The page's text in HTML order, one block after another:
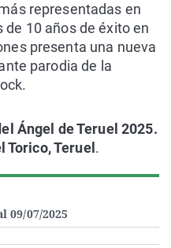
09/07/2025
representadas en
10 años de éxito en
presenta una nueva
parodia de la
Ángel de Teruel 2025.
Torico, Teruel .